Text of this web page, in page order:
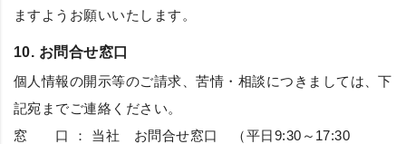
ますようお願いいたします。
10. お問合せ窓口
個人情報の開示等のご請求、苦情・相談につきましては、下
記宛までご連絡ください。
窓 口 ： 当社 お問合せ窓口 （平日9:30～17:30